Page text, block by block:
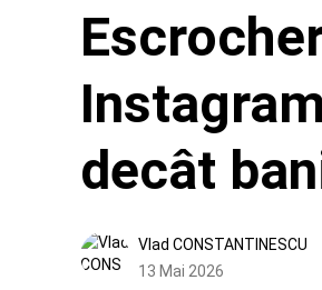
decât
Vlad CONSTANTINESCU
13 Mai 2026